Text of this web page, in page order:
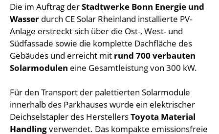
Die im Auftrag derStadtwerke Bonn Energie und
Wasser durch CE Solar Rheinland installierte PV-
Anlage erstreckt sich über die Ost-, West- und
Südfassade sowie die komplette Dachfläche des
Gebäudes und erreicht mit rund 700 verbauten
Solarmodulen eine Gesamtleistung von 300 kW.
Für den Transport der palettierten Solarmodule
innerhalb des Parkhauses wurde ein elektrischer
Deichselstapler des HerstellersToyota Material
Handlingverwendet. Das kompakte emissionsfreie